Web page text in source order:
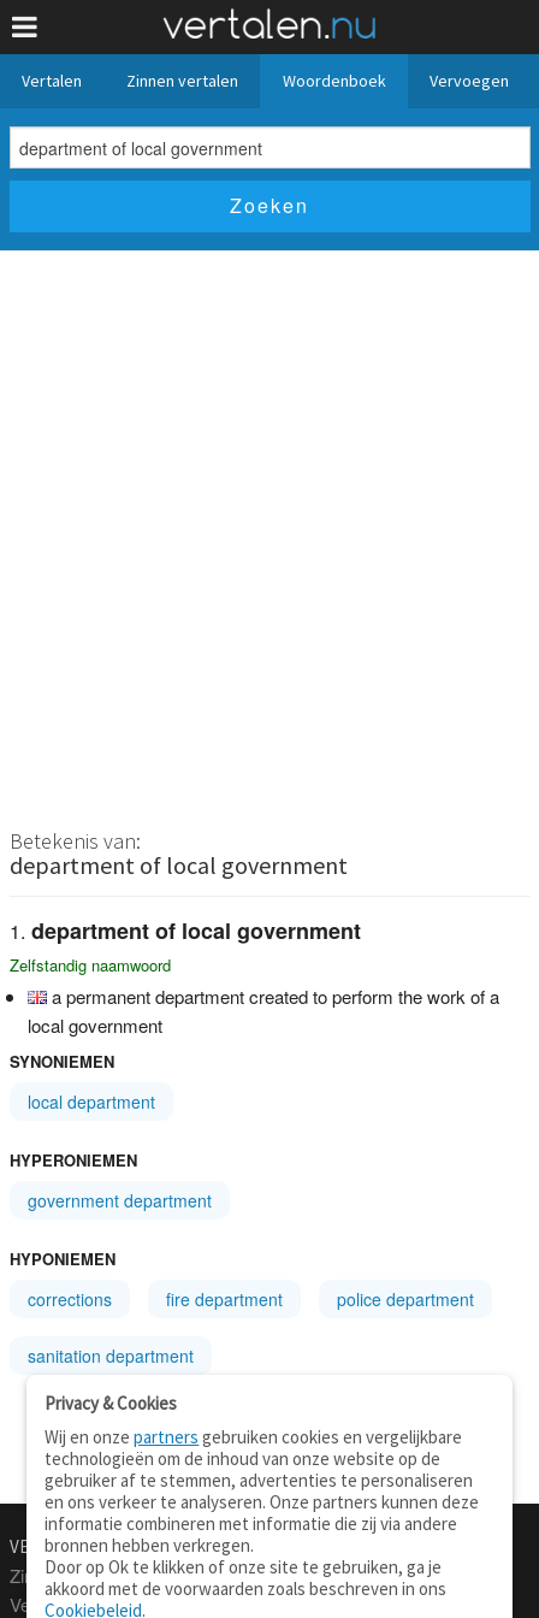
Vertalen Zinnen vertalen Woordenboek Vervoegen
Betekenis van:
department of local government
department of local government
Zelfstandig naamwoord
a permanent department created to perform the work of a
local government
SYNONIEMEN
local department
HYPERONIEMEN
government department
HYPONIEMEN
corrections fire department police department
sanitation department
VERTALEN.NU
Zinnen vertalen
Verklarend woordenboek
Over deze site
Privacy & Cookies
Wij en onzepartners gebruiken cookies en vergelijkbare
technologieën om de inhoud van onze website op de
gebruiker af te stemmen, advertenties te personaliseren
en ons verkeer te analyseren. Onze partners kunnen deze
informatie combineren met informatie die zij via andere
bronnen hebben verkregen.
Door op Ok te klikken of onze site te gebruiken, ga je
akkoord met de voorwaarden zoals beschreven in ons
Cookiebeleid.